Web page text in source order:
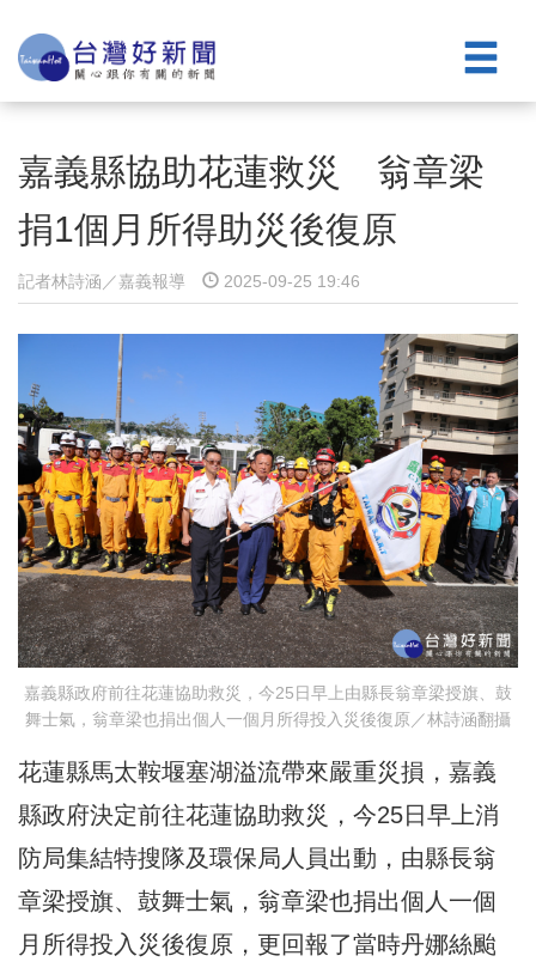
嘉義縣協助花蓮救災 翁章梁
捐1個月所得助災後復原
記者林詩涵／嘉義報導 2025-09-25 19:46
嘉義縣政府前往花蓮協助救災，今25日早上由縣長翁章梁授旗、鼓
舞士氣，翁章梁也捐出個人一個月所得投入災後復原／林詩涵翻攝
花蓮縣馬太鞍堰塞湖溢流帶來嚴重災損，嘉義
縣政府決定前往花蓮協助救災，今25日早上消
防局集結特搜隊及環保局人員出動，由縣長翁
章梁授旗、鼓舞士氣，翁章梁也捐出個人一個
月所得投入災後復原，更回報了當時丹娜絲颱